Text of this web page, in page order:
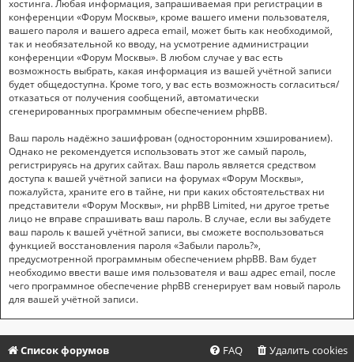
хостинга. Любая информация, запрашиваемая при регистрации в
конференции «Форум Москвы», кроме вашего имени пользователя,
вашего пароля и вашего адреса email, может быть как необходимой,
так и необязательной ко вводу, на усмотрение администрации
конференции «Форум Москвы». В любом случае у вас есть
возможность выбрать, какая информация из вашей учётной записи
будет общедоступна. Кроме того, у вас есть возможность согласиться/
отказаться от получения сообщений, автоматически
сгенерированных программным обеспечением phpBB.
Ваш пароль надёжно зашифрован (односторонним хэшированием).
Однако не рекомендуется использовать этот же самый пароль,
регистрируясь на других сайтах. Ваш пароль является средством
доступа к вашей учётной записи на форумах «Форум Москвы»,
пожалуйста, храните его в тайне, ни при каких обстоятельствах ни
представители «Форум Москвы», ни phpBB Limited, ни другое третье
лицо не вправе спрашивать ваш пароль. В случае, если вы забудете
ваш пароль к вашей учётной записи, вы сможете воспользоваться
функцией восстановления пароля «Забыли пароль?»,
предусмотренной программным обеспечением phpBB. Вам будет
необходимо ввести ваше имя пользователя и ваш адрес email, после
чего программное обеспечение phpBB сгенерирует вам новый пароль
для вашей учётной записи.
Список форумов Удалить cookies
FAQ